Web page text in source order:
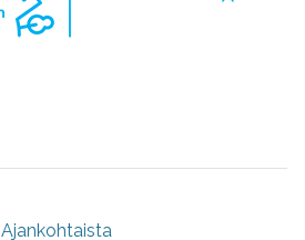
Ajankohtaista